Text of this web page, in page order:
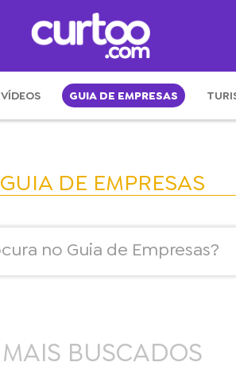
VÍDEOS GUIA DE EMPRESAS
GUIA DE EMPRESAS
MAIS BUSCADOS